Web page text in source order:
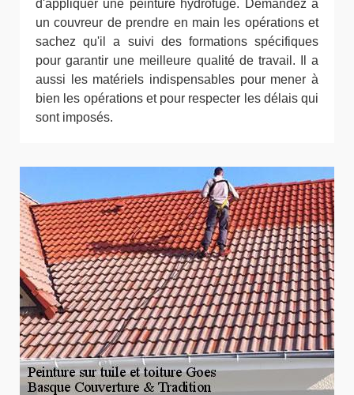
d'appliquer une peinture hydrofuge. Demandez à
un couvreur de prendre en main les opérations et
sachez qu'il a suivi des formations spécifiques
pour garantir une meilleure qualité de travail. Il a
aussi les matériels indispensables pour mener à
bien les opérations et pour respecter les délais qui
sont imposés.